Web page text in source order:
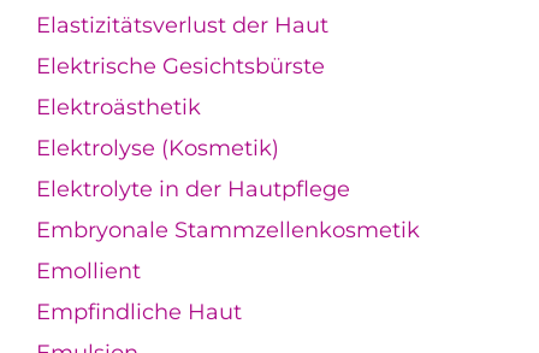
Elastizitätsverlust der Haut
Elektrische Gesichtsbürste
Elektroästhetik
Elektrolyse (Kosmetik)
Elektrolyte in der Hautpflege
Embryonale Stammzellenkosmetik
Emollient
Empfindliche Haut